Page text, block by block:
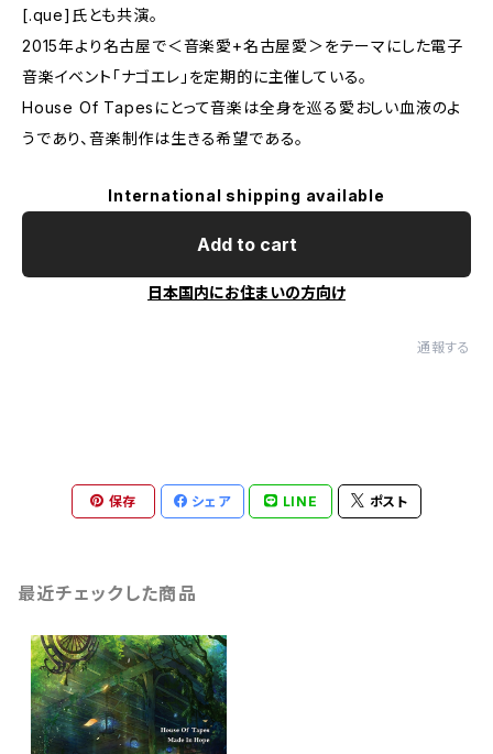
[.que]氏とも共演。
2015年より名古屋で＜音楽愛+名古屋愛＞をテーマにした電子
音楽イベント「ナゴエレ」を定期的に主催している。
House Of Tapesにとって音楽は全身を巡る愛おしい血液のよ
うであり、音楽制作は生きる希望である。
International shipping available
Add to cart
日本国内にお住まいの方向け
通報する
保存 シェア LINE ポスト
最近チェックした商品